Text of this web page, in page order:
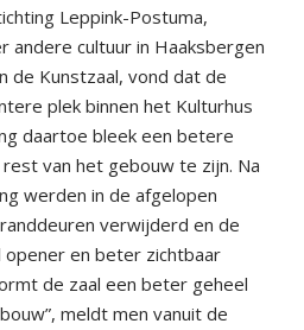
Leppink-Postuma,
andere cultuur in Haaksbergen
de Kunstzaal, vond dat de
plek binnen het Kulturhus
daartoe bleek een betere
van het gebouw te zijn. Na
werden in de afgelopen
verwijderd en de
opener en beter zichtbaar
de zaal een beter geheel
meldt men vanuit de